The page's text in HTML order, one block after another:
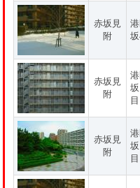
赤坂見
附
赤坂見
附
目
赤坂見
附
目